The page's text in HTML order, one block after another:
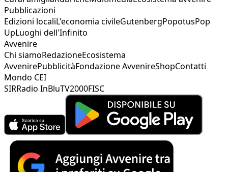
Pubblicazioni
Edizioni localiL'economia civileGutenbergPopotusPop
UpLuoghi dell'Infinito
Avvenire
Chi siamoRedazioneEcosistema
AvvenirePubblicitàFondazione AvvenireShopContatti
Mondo CEI
SIRRadio InBluTV2000FISC